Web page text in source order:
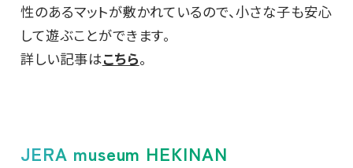
性のあるマットが敷かれているので、小さな子も安心
して遊ぶことができます。
詳しい記事はこちら。
JERA museum HEKINAN